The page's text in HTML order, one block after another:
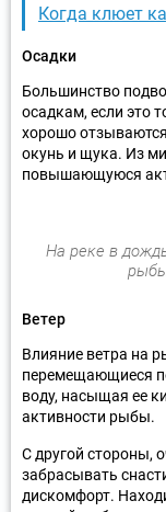
Когда клюет
Осадки
Большинство
осадкам, если это
хорошо
окунь и щука. Из
повышающуюся
На реке в
Ветер
Влияние ветра на
перемещающиеся
воду, насыщая ее
активности рыбы.
С другой стороны,
забрасывать
дискомфорт.